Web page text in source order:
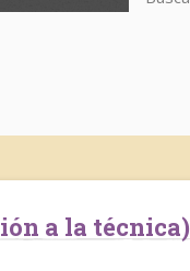
a la técnica)